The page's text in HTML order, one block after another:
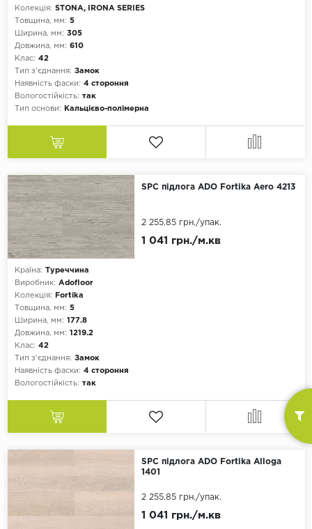
Колекція: STONA, IRONA SERIES
Товщина, мм: 5
Ширина, мм: 305
Довжина, мм: 610
Клас: 42
Тип з'єднання: Замок
Наявність фаски: 4 стороння
Вологостійкість: так
Тип основи:
Кальцієво-полімерна
SPC підлога ADO Fortika Aero 4213
Країна: Туреччина
Виробник: Adofloor
Колекція:
Fortika
Товщина, мм: 5
Ширина, мм: 177.8
Довжина, мм: 1219.2
Клас: 42
Тип з'єднання: Замок
Наявність фаски: 4 стороння
Вологостійкість: так
1 041 грн./м.кв
2 255,85 грн./упак.
SPC підлога ADO Fortika Alloga
1401
1 041 грн./м.кв
2 255,85 грн./упак.